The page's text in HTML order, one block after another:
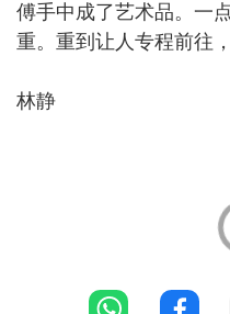
傅手中成了艺术品。一
重。重到让人专程前往
林静